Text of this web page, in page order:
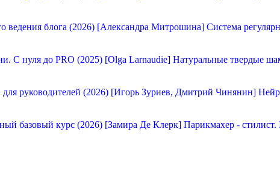
[Александра Митрошина] Система
[Olga Larnaudie] Натуральные твердые
[Игорь Зуриев, Дмитрий Чинянин]
[Замира Де Клерк] Парикмахер -